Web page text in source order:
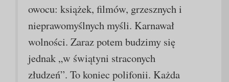
owocu: książek, filmów, grzesznych i
nieprawomyślnych myśli. Karnawał
wolności. Zaraz potem budzimy się
jednak „w świątyni straconych
złudzeń”. To koniec polifonii. Każda